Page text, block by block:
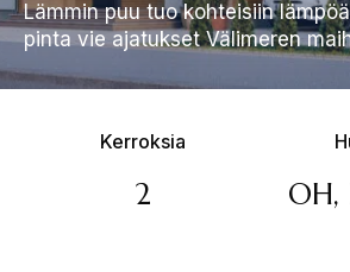
Lämmin puu tuo kohteisiin
pinta vie ajatukset Välimeren
Kerroksia
2
OH,